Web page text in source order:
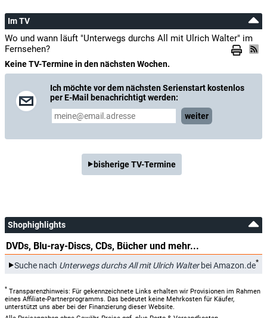
Im TV
Wo und wann läuft "Unterwegs durchs All mit Ulrich Walter" im
Fernsehen?
Keine TV-Termine in den nächsten Wochen.
Ich möchte vor dem nächsten Serienstart kostenlos
per E-Mail benachrichtigt werden:
weiter
bisherige TV-Termine
Shophighlights
DVDs, Blu-ray-Discs, CDs, Bücher und mehr...
Suche nach Unterwegs durchs All mit Ulrich Walterbei Amazon.de*
* Transparenzhinweis: Für gekennzeichnete Links erhalten wir Provisionen im Rahmen
eines Affiliate-Partnerprogramms. Das bedeutet keine Mehrkosten für Käufer,
unterstützt uns aber bei der Finanzierung dieser Website.